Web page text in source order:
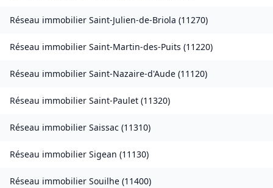
Réseau immobilier Saint-Julien-de-Briola (11270)
Réseau immobilier Saint-Martin-des-Puits (11220)
Réseau immobilier Saint-Nazaire-d'Aude (11120)
Réseau immobilier Saint-Paulet (11320)
Réseau immobilier Saissac (11310)
Réseau immobilier Sigean (11130)
Réseau immobilier Souilhe (11400)